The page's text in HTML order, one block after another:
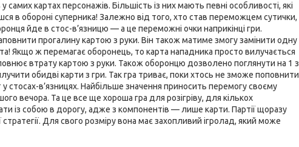
картах персонажів. Більшість із них мають певні особливості, які
в обороні суперника! Залежно від того, хто став переможцем сутички,
йде в стос-в’язницю — а це переможні очки наприкінці гри.
прогалину картою з руки. Він також матиме змогу замінити одну
Якщо ж перемагає оборонець, то карта нападника просто вилучається
втрату картою з руки. Також оборонцю дозволено поглянути на 1 з
обидві карти з гри. Так гра триває, поки хтось не зможе поповнити
стосах-в’язницях. Найбільше значення приносить перемогу своєму
вечора. Та це все ще хороша гра для розігріву, для кількох
із собою в дорогу, адже з компонентів — лише карти. Партії щоразу
Для свого розміру вона має захопливий ігролад, який може